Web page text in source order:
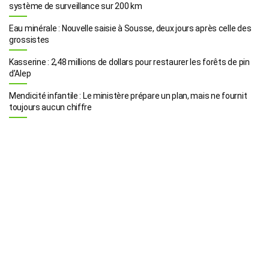
système de surveillance sur 200 km
Eau minérale : Nouvelle saisie à Sousse, deux jours après celle des
grossistes
Kasserine : 2,48 millions de dollars pour restaurer les forêts de pin
d’Alep
Mendicité infantile : Le ministère prépare un plan, mais ne fournit
toujours aucun chiffre